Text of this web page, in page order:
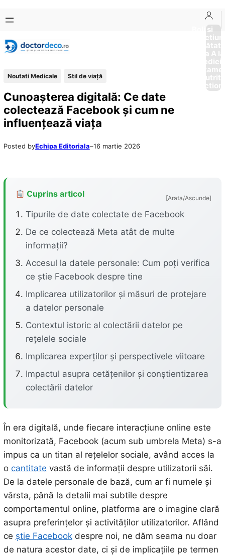
conținut
content
Boli si
Afectiuni
Sănătate
de la A
Noutati Medicale Stil de viaţă
Cunoașterea digitală: Ce date
colectează Facebook și cum ne
influențează viața
Posted byEchipa Editoriala–16 martie 2026
Cuprins articol [Arata/Ascunde]
Tipurile de date colectate de Facebook
De ce colectează Meta atât de multe
informații?
Accesul la datele personale: Cum poți verifica
ce știe Facebook despre tine
Implicarea utilizatorilor și măsuri de protejare
a datelor personale
Contextul istoric al colectării datelor pe
rețelele sociale
Implicarea experților și perspectivele viitoare
Impactul asupra cetățenilor și conștientizarea
colectării datelor
În era digitală, unde fiecare interacțiune online este
monitorizată, Facebook (acum sub umbrela Meta) s-a
impus ca un titan al rețelelor sociale, având acces la
o cantitate vastă de informații despre utilizatorii săi.
De la datele personale de bază, cum ar fi numele și
vârsta, până la detalii mai subtile despre
comportamentul online, platforma are o imagine clară
asupra preferințelor și activităților utilizatorilor. Aflând
ce știe Facebookdespre noi, ne dăm seama nu doar
de natura acestor date, ci și de implicațiile pe termen